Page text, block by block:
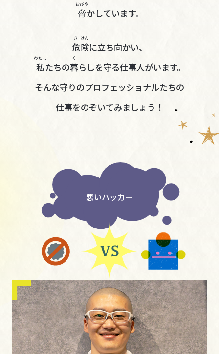
脅
おびや
かしています。
危
き
険
けん
に立ち向かい、
私
わたし
たちの暮
く
らしを守る仕事人がいます。
そんな守りのプロフェッショナルたちの
仕事をのぞいてみましょう！
悪いハッカー